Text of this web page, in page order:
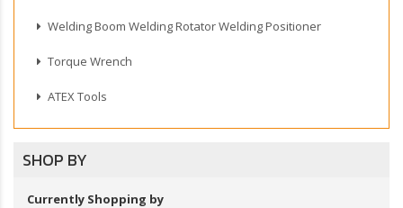
Welding Boom Welding Rotator Welding Positioner
Torque Wrench
ATEX Tools
SHOP BY
Currently Shopping by